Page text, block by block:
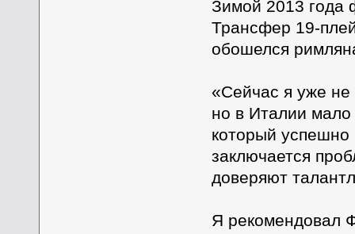
Зимой 2013 года
Трансфер 19-
обошелся
«Сейчас я уже
но в Италии мало
который успешно
заключается
доверяют
Я рекомендовал